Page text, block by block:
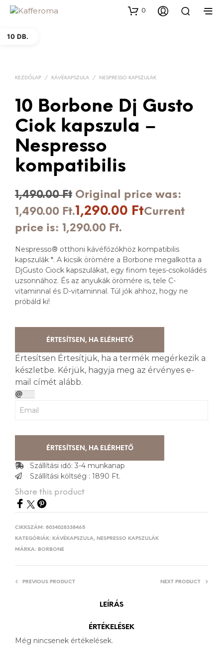
0
10 DB.
KEZDŐLAP / KÁVÉKAPSZULA / NESPRESSO KAPSZULÁK
10 Borbone Dj Gusto
Ciok kapszula –
Nespresso
kompatibilis
1,490.00Ft Original price was:
1,490.00 Ft.1,290.00 FtCurrent
price is: 1,290.00 Ft.
Nespresso® otthoni kávéfőzőkhöz kompatibilis
kapszulák *. A kicsik örömére a Borbone megalkotta a
DjGusto Ciock kapszulákat, egy finom tejes-csokoládés
uzsonnához. És az anyukák örömére is, tele C-
vitaminnal és D-vitaminnal. Túl jók ahhoz, hogy ne
próbáld ki!
ÉRTESÍTSEN, HA ELÉRHETŐ
Értesítsen Értesítjük, ha a termék megérkezik a
készletbe. Kérjük, hagyja meg az érvényes e-
mail címét alább.
ÉRTESÍTSEN, HA ELÉRHETŐ
Szállítási idő: 3-4 munkanap
Szállítási költség : 1890 Ft.
Share this product
CIKKSZÁM: 8034028338465
KATEGÓRIÁK: KÁVÉKAPSZULA, NESPRESSO KAPSZULÁK
MÁRKA: BORBONE
PREVIOUS PRODUCT NEXT PRODUCT
LEÍRÁS
ÉRTÉKELÉSEK
Még nincsenek értékelések.